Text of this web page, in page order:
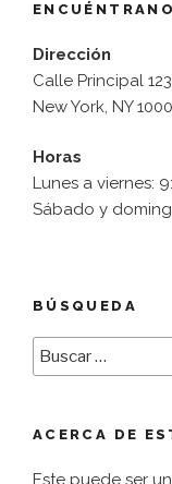
Dirección
Calle Principal 123
New York, NY
Horas
Lunes a viernes:
Sábado y
BÚSQUEDA
Buscar
por:
ACERCA DE
Este puede ser